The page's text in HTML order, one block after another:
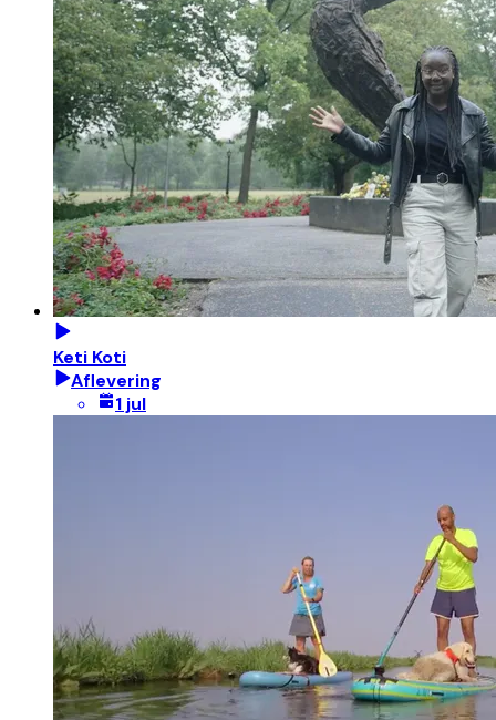
Keti Koti
Aflevering
1 jul